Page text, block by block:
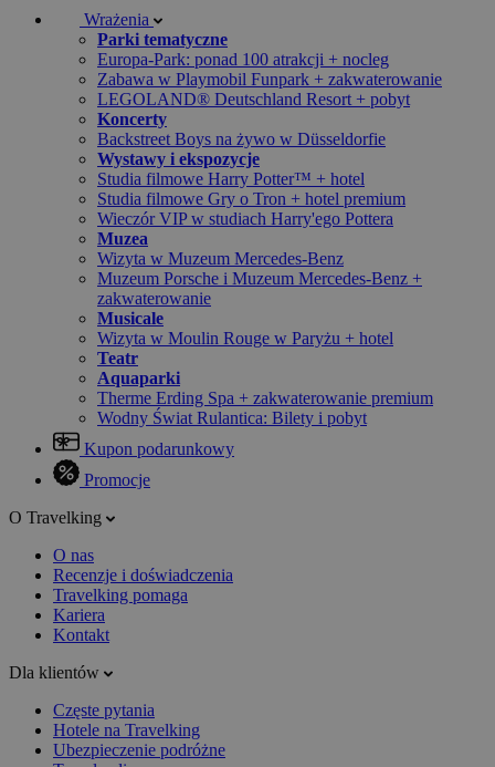
Wrażenia
Parki tematyczne
Europa-Park: ponad 100 atrakcji + nocleg
Zabawa w Playmobil Funpark + zakwaterowanie
LEGOLAND® Deutschland Resort + pobyt
Koncerty
Backstreet Boys na żywo w Düsseldorfie
Wystawy i ekspozycje
Studia filmowe Harry Potter™ + hotel
Studia filmowe Gry o Tron + hotel premium
Wieczór VIP w studiach Harry'ego Pottera
Muzea
Wizyta w Muzeum Mercedes-Benz
Muzeum Porsche i Muzeum Mercedes-Benz +
zakwaterowanie
Musicale
Wizyta w Moulin Rouge w Paryżu + hotel
Teatr
Aquaparki
Therme Erding Spa + zakwaterowanie premium
Wodny Świat Rulantica: Bilety i pobyt
Kupon podarunkowy
Promocje
O Travelking
O nas
Recenzje i doświadczenia
Travelking pomaga
Kariera
Kontakt
Dla klientów
Częste pytania
Hotele na Travelking
Ubezpieczenie podróżne